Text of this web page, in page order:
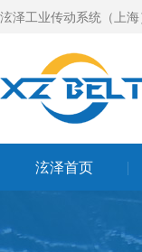
泫泽工业传动系统（上
泫泽首页